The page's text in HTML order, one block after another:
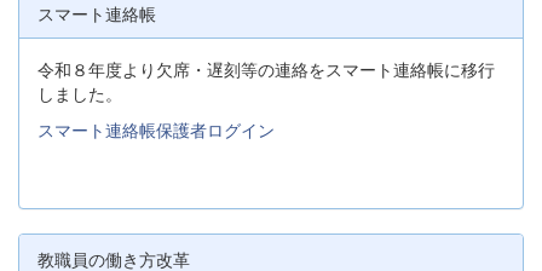
スマート連絡帳
令和８年度より欠席・遅刻等の連絡をスマート連絡帳に移行
しました。
スマート連絡帳保護者ログイン
教職員の働き方改革